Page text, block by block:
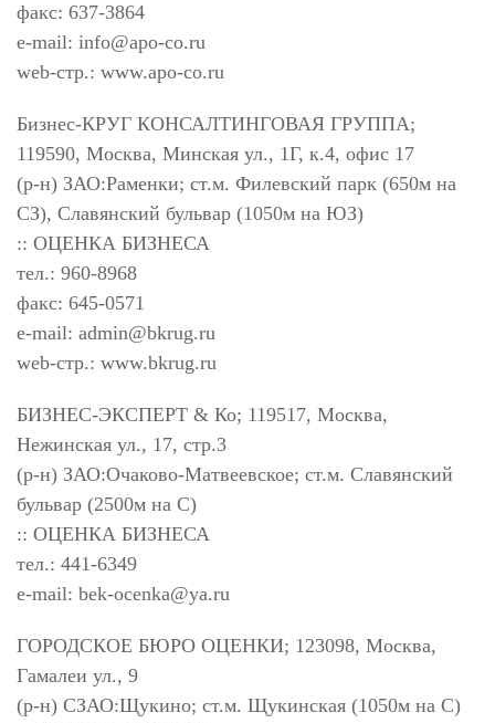
факс: 637-3864
e-mail: info@apo-co.ru
web-стр.: www.apo-co.ru
Бизнес-КРУГ КОНСАЛТИНГОВАЯ ГРУППА;
119590, Москва, Минская ул., 1Г, к.4, офис 17
(р-н) ЗАО:Раменки; ст.м. Филевский парк (650м на
СЗ), Славянский бульвар (1050м на ЮЗ)
:: ОЦЕНКА БИЗНЕСА
тел.: 960-8968
факс: 645-0571
e-mail: admin@bkrug.ru
web-стр.: www.bkrug.ru
БИЗНЕС-ЭКСПЕРТ & Ко; 119517, Москва,
Нежинская ул., 17, стр.3
(р-н) ЗАО:Очаково-Матвеевское; ст.м. Славянский
бульвар (2500м на С)
:: ОЦЕНКА БИЗНЕСА
тел.: 441-6349
e-mail: bek-ocenka@ya.ru
ГОРОДСКОЕ БЮРО ОЦЕНКИ; 123098, Москва,
Гамалеи ул., 9
(р-н) СЗАО:Щукино; ст.м. Щукинская (1050м на С)